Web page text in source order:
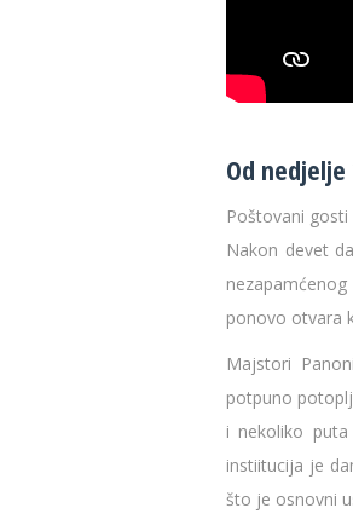
Od
Poštovani gosti
Nakon devet
ponovo otvara
Majstori
potpuno
i nekoliko
instiitucija je
što je osnovni